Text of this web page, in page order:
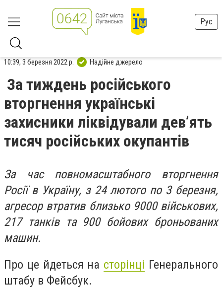
Рус
10:39, 3 березня 2022 р. Надійне джерело
За тиждень російського
вторгнення українські
захисники ліквідували девʼять
тисяч російських окупантів
За час повномасштабного вторгнення
Росії в Україну, з 24 лютого по 3 березня,
агресор втратив близько 9000 військових,
217 танків та 900 бойових броньованих
машин.
Про це йдеться на сторінці Генерального
штабу в Фейсбук.